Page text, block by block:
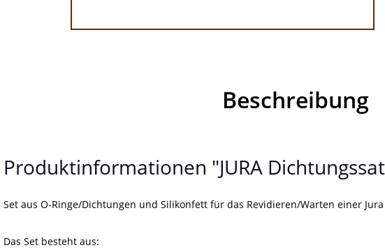
Beschreibung
Produktinformationen "JURA
Set aus O-Ringe/Dichtungen und Silikonfett für das Revidieren/Warten einer
Das Set besteht aus: